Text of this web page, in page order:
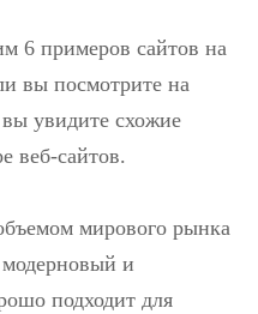
6 примеров сайтов на
вы посмотрите на
увидите схожие
веб-сайтов.
мирового рынка
и
подходит для